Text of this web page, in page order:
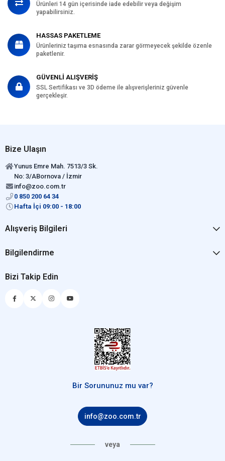
Ürünleri 14 gün içerisinde iade edebilir veya değişim
yapabilirsiniz.
HASSAS PAKETLEME
Ürünleriniz taşıma esnasında zarar görmeyecek şekilde özenle
paketlenir.
GÜVENLİ ALIŞVERİŞ
SSL Sertifikası ve 3D ödeme ile alışverişleriniz güvenle
gerçekleşir.
Bize Ulaşın
Yunus Emre Mah. 7513/3 Sk.
No: 3/ABornova / İzmir
info@zoo.com.tr
0 850 200 64 34
Hafta İçi 09:00 - 18:00
Alışveriş Bilgileri
Bilgilendirme
Bizi Takip Edin
Bir Sorununuz mu var?
info@zoo.com.tr
veya